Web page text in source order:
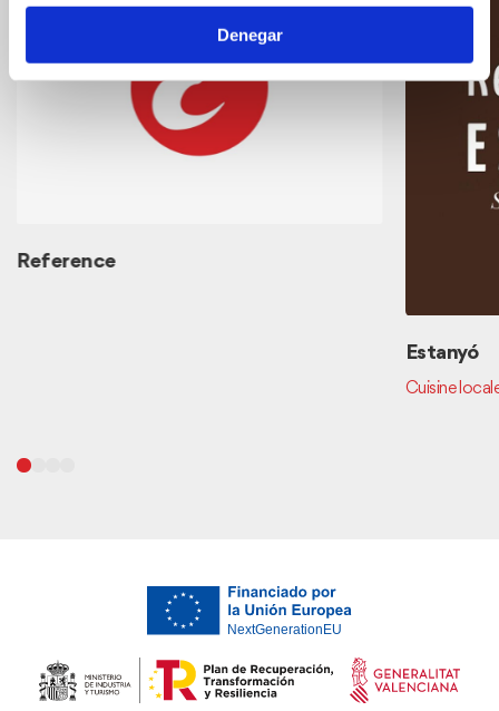
Denegar
Reference
Estanyó
Cuisine